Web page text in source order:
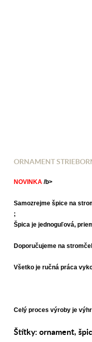
ORNAMENT
NOVINKA /b>
Samozrejme špice na
;
Špica je jednoguľová,
Doporučujeme na
Všetko je ručná práca
Celý proces výroby je
Štítky:ornament,